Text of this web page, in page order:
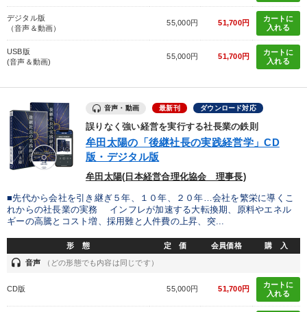
local_offer タグから探す refresh 更新する
すべての音声・動画（全2076タイトル）からお探しいただけます
交渉 資産保全 聞き手・作間信司 SDGs
理念・パーパス 運勢・先見 人事戦略 不動産
伝統・文化 企業文化 インバウンド
稲盛和夫 上場企業 いい会社 プロ経営者
経済予測 営業力強化 多様性・ダイバーシティ 採用
生き方の指針 FCビジネス
デジタル版
（音声＆動画）
55,000円 51,700円
カートに
入れる
USB版
(音声＆動画)
55,000円 51,700円
カートに
入れる
音声・動画 最新刊 ダウンロード対応
誤りなく強い経営を実行する社長業の鉄則
牟田太陽の「後継社長の実践経営学」CD
版・デジタル版
牟田太陽(日本経営合理化協会 理事長)
■先代から会社を引き継ぎ５年、１０年、２０年…会社を繁栄に導くこ
れからの社長業の実務 インフレが加速する大転換期、原料やエネル
ギーの高騰とコスト増、採用難と人件費の上昇、突...
形 態 定 価 会員価格 購 入
headset 音声 （どの形態でも内容は同じです）
CD版 55,000円 51,700円
カートに
入れる